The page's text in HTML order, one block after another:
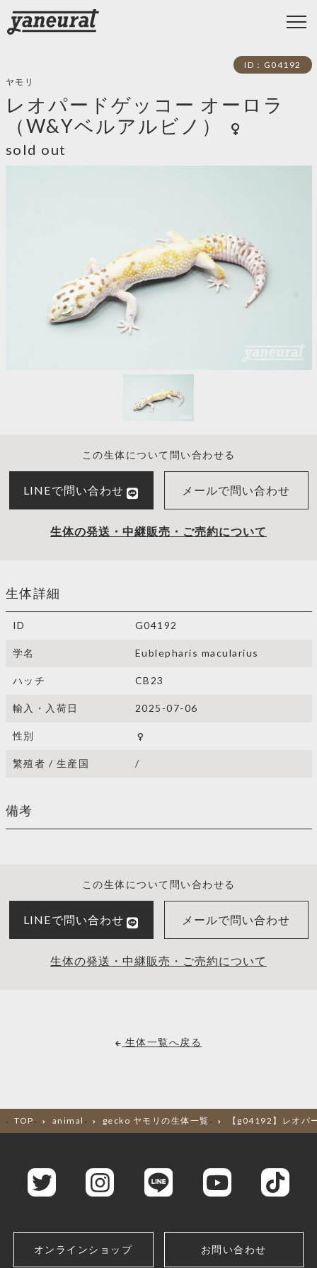
この生体について問い合わせる
LINEで問い合わせ メールで問い合わせ
生体の発送・中継販売・ご売約について
ID：G04192
ヤモリ
レオパードゲッコー オーロラ
（W&Yベルアルビノ）
female
sold out
生体詳細
ID G04192
学名 Eublepharis macularius
ハッチ CB23
輸入・入荷日 2025-07-06
性別 female
繁殖者 / 生産国 /
備考
この生体について問い合わせる
LINEで問い合わせ メールで問い合わせ
生体の発送・中継販売・ご売約について
生体一覧へ戻る
TOP animal gecko ヤモリの生体一覧 【g04192】レオパ
オンラインショップ お問い合わせ